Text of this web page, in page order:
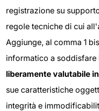
registrazione su
regole tecniche di cui
Aggiunge, al comma 1
informatico a
liberamente valutabile
sue caratteristiche
integrità e